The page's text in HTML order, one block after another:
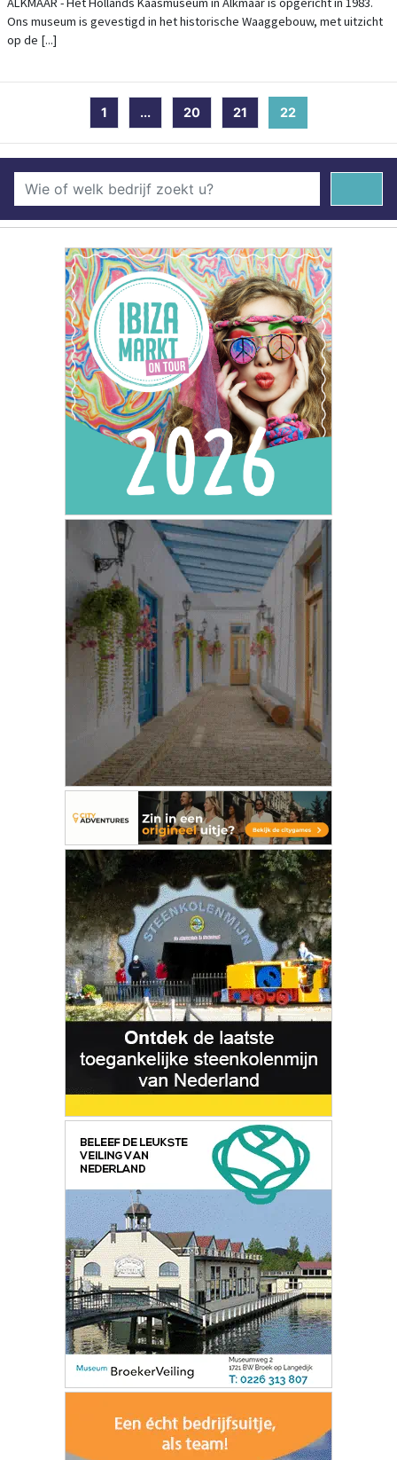
Ons museum is gevestigd in het historische Waaggebouw, met uitzicht
op de [...]
1 ... 20 21 22